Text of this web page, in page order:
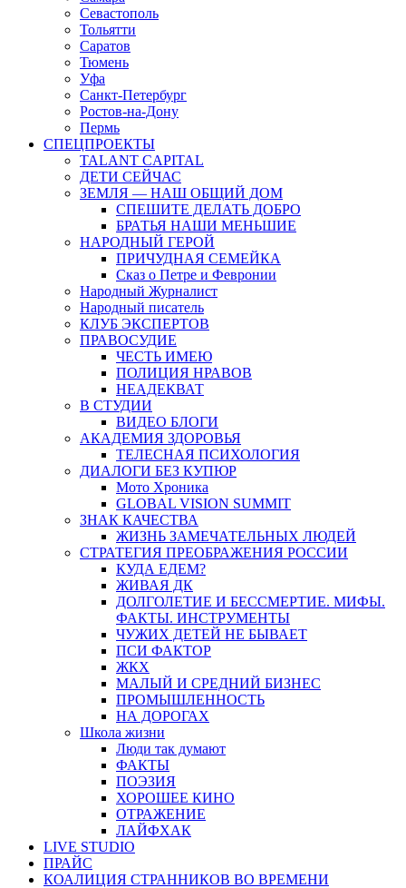
Севастополь
Тольятти
Саратов
Тюмень
Уфа
Санкт-Петербург
Ростов-на-Дону
Пермь
СПЕЦПРОЕКТЫ
TALANT CAPITAL
ДЕТИ СЕЙЧАС
ЗЕМЛЯ — НАШ ОБЩИЙ ДОМ
СПЕШИТЕ ДЕЛАТЬ ДОБРО
БРАТЬЯ НАШИ МЕНЬШИЕ
НАРОДНЫЙ ГЕРОЙ
ПРИЧУДНАЯ СЕМЕЙКА
Сказ о Петре и Февронии
Народный Журналист
Народный писатель
КЛУБ ЭКСПЕРТОВ
ПРАВОСУДИЕ
ЧЕСТЬ ИМЕЮ
ПОЛИЦИЯ НРАВОВ
НЕАДЕКВАТ
В СТУДИИ
ВИДЕО БЛОГИ
АКАДЕМИЯ ЗДОРОВЬЯ
ТЕЛЕСНАЯ ПСИХОЛОГИЯ
ДИАЛОГИ БЕЗ КУПЮР
Мото Хроника
GLOBAL VISION SUMMIT
ЗНАК КАЧЕСТВА
ЖИЗНЬ ЗАМЕЧАТЕЛЬНЫХ ЛЮДЕЙ
СТРАТЕГИЯ ПРЕОБРАЖЕНИЯ РОССИИ
КУДА ЕДЕМ?
ЖИВАЯ ДК
ДОЛГОЛЕТИЕ И БЕССМЕРТИЕ. МИФЫ.
ФАКТЫ. ИНСТРУМЕНТЫ
ЧУЖИХ ДЕТЕЙ НЕ БЫВАЕТ
ПСИ ФАКТОР
ЖКХ
МАЛЫЙ И СРЕДНИЙ БИЗНЕС
ПРОМЫШЛЕННОСТЬ
НА ДОРОГАХ
Школа жизни
Люди так думают
ФАКТЫ
ПОЭЗИЯ
ХОРОШЕЕ КИНО
ОТРАЖЕНИЕ
ЛАЙФХАК
LIVE STUDIO
ПРАЙС
КОАЛИЦИЯ СТРАННИКОВ ВО ВРЕМЕНИ